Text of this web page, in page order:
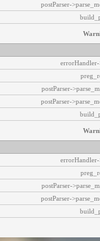
postParser-
postParser-
postParser-
postParser-
postParser-